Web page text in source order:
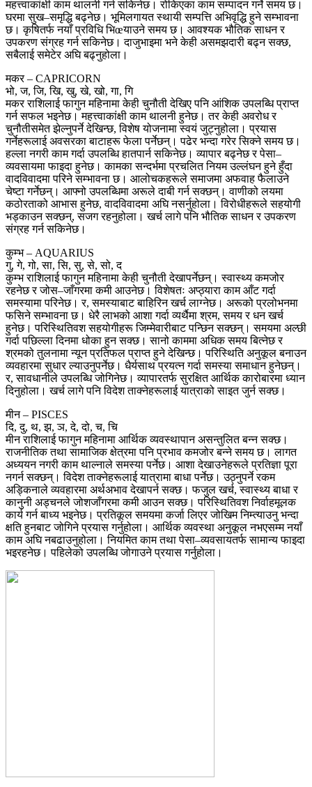
महत्त्वाकांक्षी काम थालनी गर्न सकिनेछ। रोकिएका काम सम्पादन गर्ने समय छ।
घरमा सुख–समृद्धि बढ्नेछ। भूमिलगायत स्थायी सम्पत्ति अभिवृद्धि हुने सम्भावना
छ। कृषितर्फ नयाँ प्रविधि भिœयाउने समय छ। आवश्यक भौतिक साधन र
उपकरण संग्रह गर्न सकिनेछ। दाजुभाइमा भने केही असमझदारी बढ्न सक्छ,
सबैलाई समेटेर अघि बढ्नुहोला।
मकर – CAPRICORN
भो, ज, जि, खि, खु, खे, खो, गा, गि
मकर राशिलाई फागुन महिनामा केही चुनौती देखिए पनि आंशिक उपलब्धि प्राप्त
गर्न सफल भइनेछ। महत्त्वाकांक्षी काम थालनी हुनेछ। तर केही अवरोध र
चुनौतीसमेत झेल्नुपर्ने देखिन्छ, विशेष योजनामा स्वयं जुट्नुहोला। प्रयास
गर्नेहरूलाई अवसरका बाटाहरू फेला पर्नेछन्। पढेर भन्दा गरेर सिक्ने समय छ।
हल्ला नगरी काम गर्दा उपलब्धि हातपार्न सकिनेछ। व्यापार बढ्नेछ र पेसा–
व्यवसायमा फाइदा हुनेछ। कामका सन्दर्भमा प्रचलित नियम उल्लंघन हुने हुँदा
वादविवादमा परिने सम्भावना छ। आलोचकहरूले समाजमा अफवाह फैलाउने
चेष्टा गर्नेछन्। आफ्नो उपलब्धिमा अरूले दाबी गर्न सक्छन्। वाणीको लयमा
कठोरताको आभास हुनेछ, वादविवादमा अघि नसर्नुहोला। विरोधीहरूले सहयोगी
भड्काउन सक्छन्, सजग रहनुहोला। खर्च लागे पनि भौतिक साधन र उपकरण
संग्रह गर्न सकिनेछ।
कुम्भ – AQUARIUS
गु, गे, गो, सा, सि, सु, से, सो, द
कुम्भ राशिलाई फागुन महिनामा केही चुनौती देखापर्नेछन्। स्वास्थ्य कमजोर
रहनेछ र जोस–जाँगरमा कमी आउनेछ। विशेषतः अप्ठ्यारा काम आँट गर्दा
समस्यामा परिनेछ। र, समस्याबाट बाहिरिन खर्च लाग्नेछ। अरूको प्रलोभनमा
फसिने सम्भावना छ। धेरै लाभको आशा गर्दा व्यर्थैमा श्रम, समय र धन खर्च
हुनेछ। परिस्थितिवश सहयोगीहरू जिम्मेवारीबाट पन्छिन सक्छन्। समयमा अल्छी
गर्दा पछिल्ला दिनमा धोका हुन सक्छ। सानो काममा अधिक समय बित्नेछ र
श्रमको तुलनामा न्यून प्रतिफल प्राप्त हुने देखिन्छ। परिस्थिति अनुकूल बनाउन
व्यवहारमा सुधार ल्याउनुपर्नेछ। धैर्यसाथ प्रयत्न गर्दा समस्या समाधान हुनेछन्।
र, सावधानीले उपलब्धि जोगिनेछ। व्यापारतर्फ सुरक्षित आर्थिक कारोबारमा ध्यान
दिनुहोला। खर्च लागे पनि विदेश ताक्नेहरूलाई यात्राको साइत जुर्न सक्छ।
मीन – PISCES
दि, दु, थ, झ, ञ, दे, दो, च, चि
मीन राशिलाई फागुन महिनामा आर्थिक व्यवस्थापान असन्तुलित बन्न सक्छ।
राजनीतिक तथा सामाजिक क्षेत्रमा पनि प्रभाव कमजोर बन्ने समय छ। लागत
अध्ययन नगरी काम थाल्नाले समस्या पर्नेछ। आशा देखाउनेहरूले प्रतिज्ञा पूरा
नगर्न सक्छन्। विदेश ताक्नेहरूलाई यात्रामा बाधा पर्नेछ। उठ्नुपर्ने रकम
अड्किनाले व्यवहारमा अर्थअभाव देखापर्न सक्छ। फजुल खर्च, स्वास्थ्य बाधा र
कानुनी अड्चनले जोशजाँगरमा कमी आउन सक्छ। परिस्थितिवश निर्वाहमूलक
कार्य गर्न बाध्य भइनेछ। प्रतिकूल समयमा कर्जा लिएर जोखिम निम्त्याउनु भन्दा
क्षति हुनबाट जोगिने प्रयास गर्नुहोला। आर्थिक व्यवस्था अनुकूल नभएसम्म नयाँ
काम अघि नबढाउनुहोला। नियमित काम तथा पेसा–व्यवसायतर्फ सामान्य फाइदा
भइरहनेछ। पहिलेको उपलब्धि जोगाउने प्रयास गर्नुहोला।